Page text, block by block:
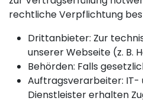
rechtliche Verpflichtung
Drittanbieter: Zur
unserer Webseite (z. B.
Behörden: Falls
Auftragsverarbeiter: IT-
Dienstleister erhalten